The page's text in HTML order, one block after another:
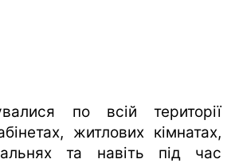
по всій території
житлових кімнатах,
та навіть під час